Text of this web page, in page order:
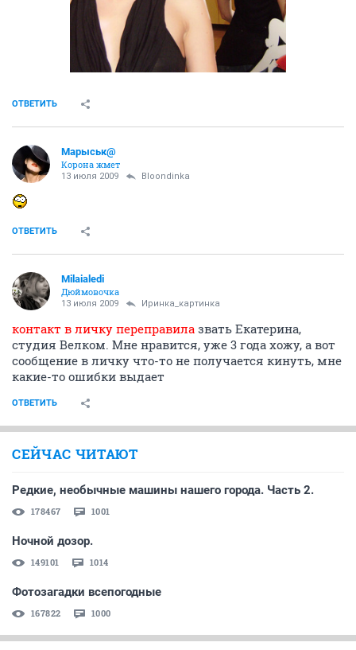
ОТВЕТИТЬ
Марыськ@
Корона жмет
13 июля 2009 Bloondinka
ОТВЕТИТЬ
Milaialedi
Дюймовочка
13 июля 2009 Иринка_картинка
контакт в личку переправила звать Екатерина,
студия Велком. Мне нравится, уже 3 года хожу, а вот
сообщение в личку что-то не получается кинуть, мне
какие-то ошибки выдает
ОТВЕТИТЬ
СЕЙЧАС ЧИТАЮТ
Редкие, необычные машины нашего города. Часть 2.
178467 1001
Ночной дозор.
149101 1014
Фотозагадки всепогодные
167822 1000